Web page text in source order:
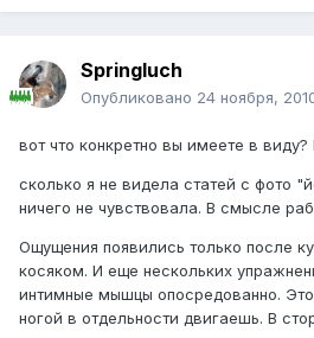
Springluch
Опубликовано 24 ноября,
вот что конкретно вы имеете в
сколько я не видела статей с фото
ничего не чувствовала. В смысле
Ощущения появились только после
косяком. И еще нескольких
интимные мышцы опосредованно.
ногой в отдельности двигаешь. В